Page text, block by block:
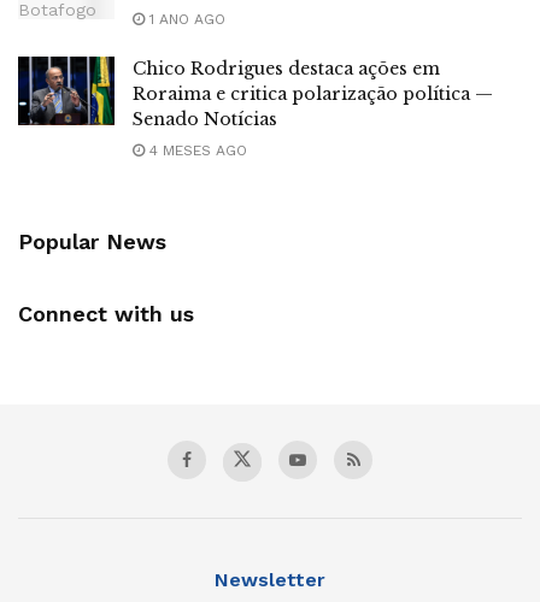
1 ANO AGO
Chico Rodrigues destaca ações em
Roraima e critica polarização política —
Senado Notícias
4 MESES AGO
Popular News
Connect with us
Newsletter